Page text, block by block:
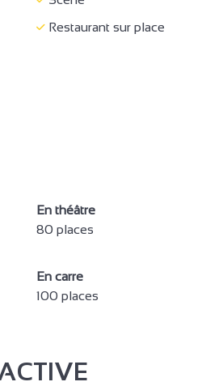
Restaurant sur place
En théâtre
80 places
En carre
100 places